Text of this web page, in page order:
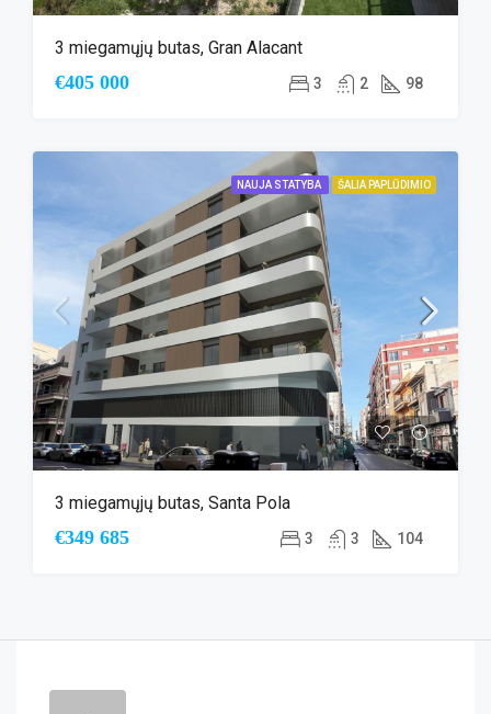
3 miegamųjų butas, Gran Alacant
€405 000 3 2 98
NAUJA STATYBA ŠALIA PAPLŪDIMIO
3 miegamųjų butas, Santa Pola
€349 685 3 3 104